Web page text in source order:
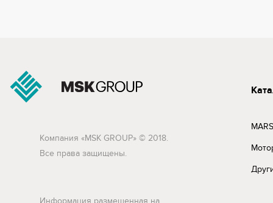
Компания «MSK GROUP» © 2018.
Все права защищены.
Информация размещенная на